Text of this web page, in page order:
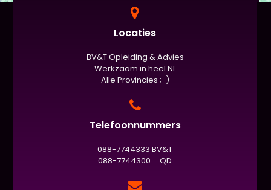
Locaties
BV&T Opleiding & Advies
Werkzaam in heel NL
Alle Provincies ;-)
Telefoonnummers
088-7744333 BV&T
088-7744300 QD